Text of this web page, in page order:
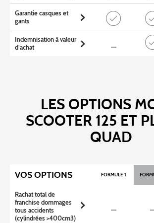
Garantie casques et
gants
Indemnisation à valeur
d’achat
LES OPTIONS
SCOOTER 125 ET
QUAD
VOS OPTIONS FORMULE 1
Rachat total de
franchise dommages
tous accidents
(cylindrées >400cm3)